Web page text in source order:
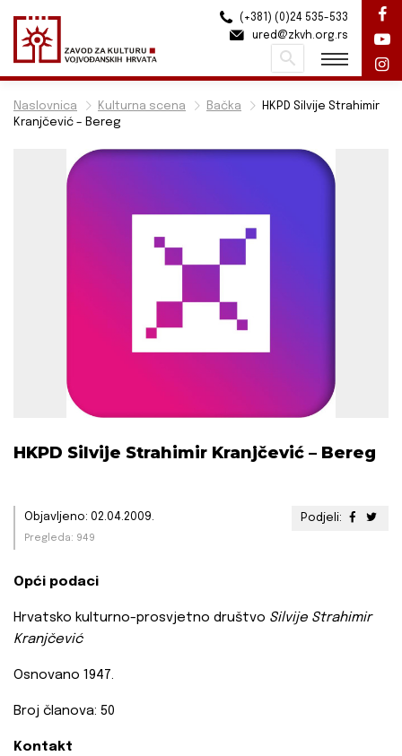
Naslovnica Kulturna scena Bačka
HKPD Silvije Strahimir
Kranjčević – Bereg
HKPD Silvije Strahimir Kranjčević – Bereg
Podjeli:
Objavljeno: 02.04.2009.
Pregleda: 949
Opći podaci
Hrvatsko kulturno-prosvjetno društvo Silvije Strahimir
Kranjčević
Osnovano 1947.
Broj članova: 50
Kontakt
(+381) (0)24 535-533
ured@zkvh.org.rs
Pretraži